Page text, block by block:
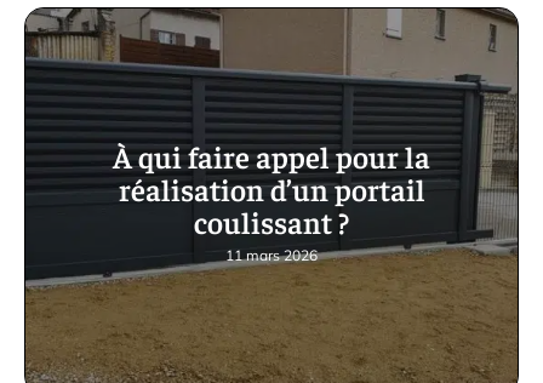
À qui faire appel pour la
réalisation d’un portail
coulissant ?
11 mars 2026